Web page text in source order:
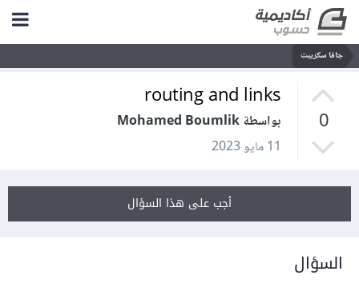
جافا سكريبت
0
routing and links
بواسطة Mohamed Boumlik
11 مايو 2023
أجب على هذا السؤال
السؤال